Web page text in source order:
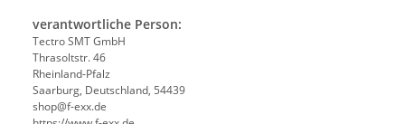
verantwortliche Person:
Tectro SMT GmbH
Thrasoltstr. 46
Rheinland-Pfalz
Saarburg, Deutschland, 54439
shop@f-exx.de